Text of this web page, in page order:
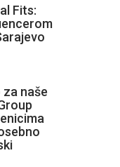
Fits:
naše